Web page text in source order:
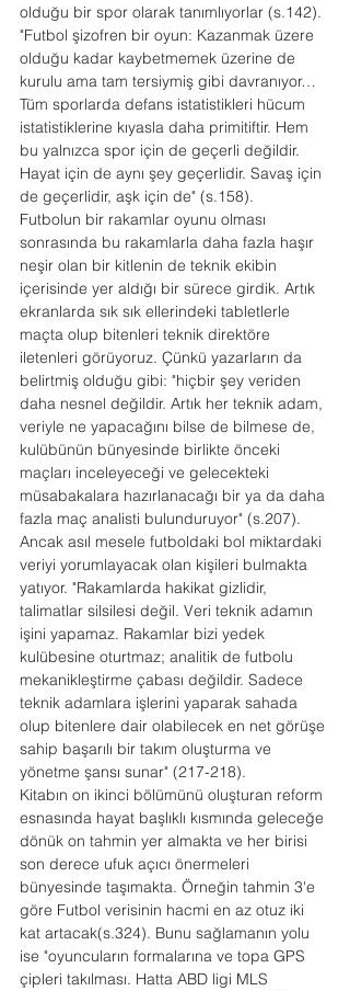
olduğu bir spor olarak tanımlıyorlar (s.142).
"Futbol şizofren bir oyun: Kazanmak üzere
olduğu kadar kaybetmemek üzerine de
kurulu ama tam tersiymiş gibi davranıyor…
Tüm sporlarda defans istatistikleri hücum
istatistiklerine kıyasla daha primitiftir. Hem
bu yalnızca spor için de geçerli değildir.
Hayat için de aynı şey geçerlidir. Savaş için
de geçerlidir, aşk için de" (s.158).
Futbolun bir rakamlar oyunu olması
sonrasında bu rakamlarla daha fazla haşır
neşir olan bir kitlenin de teknik ekibin
içerisinde yer aldığı bir sürece girdik. Artık
ekranlarda sık sık ellerindeki tabletlerle
maçta olup bitenleri teknik direktöre
iletenleri görüyoruz. Çünkü yazarların da
belirtmiş olduğu gibi: "hiçbir şey veriden
daha nesnel değildir. Artık her teknik adam,
veriyle ne yapacağını bilse de bilmese de,
kulübünün bünyesinde birlikte önceki
maçları inceleyeceği ve gelecekteki
müsabakalara hazırlanacağı bir ya da daha
fazla maç analisti bulunduruyor" (s.207).
Ancak asıl mesele futboldaki bol miktardaki
veriyi yorumlayacak olan kişileri bulmakta
yatıyor. "Rakamlarda hakikat gizlidir,
talimatlar silsilesi değil. Veri teknik adamın
işini yapamaz. Rakamlar bizi yedek
kulübesine oturtmaz; analitik de futbolu
mekanikleştirme çabası değildir. Sadece
teknik adamlara işlerini yaparak sahada
olup bitenlere dair olabilecek en net görüşe
sahip başarılı bir takım oluşturma ve
yönetme şansı sunar" (217-218).
Kitabın on ikinci bölümünü oluşturan reform
esnasında hayat başlıklı kısmında geleceğe
dönük on tahmin yer almakta ve her birisi
son derece ufuk açıcı önermeleri
bünyesinde taşımakta. Örneğin tahmin 3'e
göre Futbol verisinin hacmi en az otuz iki
kat artacak(s.324). Bunu sağlamanın yolu
ise "oyuncuların formalarına ve topa GPS
çipleri takılması. Hatta ABD ligi MLS